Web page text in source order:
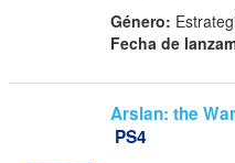
Género:
Fecha de
Arslan: the
PS4